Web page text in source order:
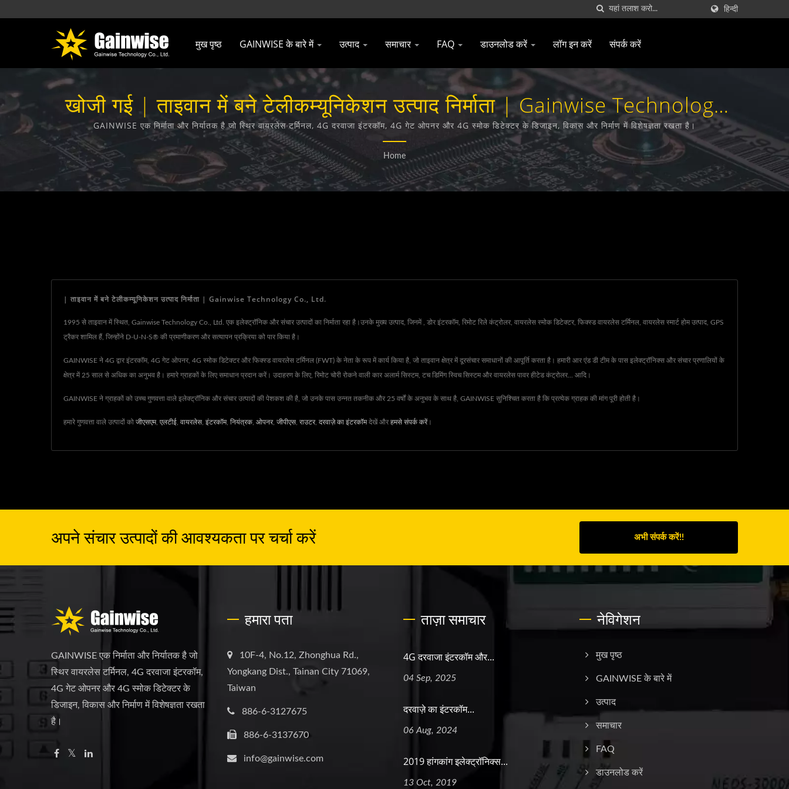
हिन्दी
मुख पृष्ठ GAINWISE के बारे में उत्पाद समाचार FAQ डाउनलोड करें लॉग इन करें संपर्क करें
खोजी गई | ताइवान में बने टेलीकम्यूनिकेशन उत्पाद निर्माता | Gainwise Technology
Co., Ltd.
GAINWISE एक निर्माता और निर्यातक है जो स्थिर वायरलेस टर्मिनल, 4G दरवाजा इंटरकॉम, 4G गेट ओपनर और 4G स्मोक डिटेक्टर के डिजाइन, विकास और निर्माण में विशेषज्ञता रखता है।
Home
| ताइवान में बने टेलीकम्यूनिकेशन उत्पाद निर्माता | Gainwise Technology Co., Ltd.
1995 से ताइवान में स्थित, Gainwise Technology Co., Ltd. एक इलेक्ट्रॉनिक और संचार उत्पादों का निर्माता रहा है।उनके मुख्य उत्पाद, जिनमें , डोर इंटरकॉम, रिमोट रिले कंट्रोलर, वायरलेस स्मोक डिटेक्टर, फिक्स्ड वायरलेस टर्मिनल, वायरलेस स्मार्ट होम उत्पाद, GPS
ट्रैकर शामिल हैं, जिन्होंने D-U-N-S® की प्रमाणीकरण और सत्यापन प्रक्रिया को पार किया है।
GAINWISE ने 4G द्वार इंटरकॉम, 4G गेट ओपनर, 4G स्मोक डिटेक्टर और फिक्स्ड वायरलेस टर्मिनल (FWT) के नेता के रूप में कार्य किया है, जो ताइवान क्षेत्र में दूरसंचार समाधानों की आपूर्ति करता है। हमारी आर एंड डी टीम के पास इलेक्ट्रॉनिक्स और संचार प्रणालियों के
क्षेत्र में 25 साल से अधिक का अनुभव है। हमारे ग्राहकों के लिए समाधान प्रदान करें। उदाहरण के लिए, रिमोट चोरी रोकने वाली कार अलार्म सिस्टम, टच डिमिंग स्विच सिस्टम और वायरलेस पावर हीटेड कंट्रोलर... आदि।
GAINWISE ने ग्राहकों को उच्च गुणवत्ता वाले इलेक्ट्रॉनिक और संचार उत्पादों की पेशकश की है, जो उनके पास उन्नत तकनीक और 25 वर्षों के अनुभव के साथ है, GAINWISE सुनिश्चित करता है कि प्रत्येक ग्राहक की मांग पूरी होती है।
हमारे गुणवत्ता वाले उत्पादों को जीएसएम, एलटीई वायरलेस इंटरकॉम, नियंत्रक ओपनर, जीपीएस राउटर, दरवाज़े का इंटरकॉमदेखें और हमसे संपर्क करें।
अपने संचार उत्पादों की आवश्यकता पर चर्चा करें अभी संपर्क करें!!
GAINWISE एक निर्माता और निर्यातक है जो
स्थिर वायरलेस टर्मिनल, 4G दरवाजा इंटरकॉम,
4G गेट ओपनर और 4G स्मोक डिटेक्टर के
डिजाइन, विकास और निर्माण में विशेषज्ञता रखता
है।
हमारा पता
10F-4, No.12, Zhonghua Rd.,
Yongkang Dist., Tainan City 71069,
Taiwan
886-6-3127675
886-6-3137670
info@gainwise.com
ताज़ा समाचार
4G दरवाजा इंटरकॉम और...
04 Sep, 2025
दरवाज़े का इंटरकॉम...
06 Aug, 2024
2019 हांगकांग इलेक्ट्रॉनिक्स...
13 Oct, 2019
नेविगेशन
मुख पृष्ठ
GAINWISE के बारे में
उत्पाद
समाचार
FAQ
डाउनलोड करें